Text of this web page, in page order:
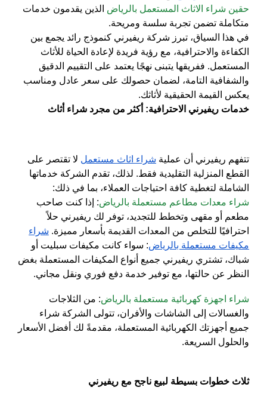
حقين شراء الاثاث المستعمل بالرياض الذين يقدمون خدمات
متكاملة تضمن تجربة سلسة ومريحة.
في هذا السياق، تبرز شركة ريفيرني كنموذج رائد يجمع بين
الكفاءة والاحترافية، مع رؤية فريدة لإعادة الحياة للأثاث
المستعمل. ففريقها يتبنى نهجًا يعتمد على التقييم الدقيق
والشفافية التامة، لضمان حصولك على سعر عادل ومناسب
يعكس القيمة الحقيقية لأثاثك.
خدمات ريفيرني الاحترافية: أكثر من مجرد شراء أثاث
تتفهم ريفيرني أن عملية شراء اثاث مستعمل لا تقتصر على
القطع المنزلية التقليدية فقط. لذلك، تقدم الشركة خدماتها
الشاملة لتغطية كافة احتياجات العملاء، بما في ذلك:
شراء معدات مطاعم مستعملة بالرياض: إذا كنت صاحب
مطعم أو مقهى وتخطط للتجديد، توفر لك ريفيرني حلاً
احترافيًا للتخلص من المعدات القديمة بأسعار مميزة. شراء
مكيفات مستعملة بالرياض: سواء كانت مكيفات سبليت أو
شباك، تشتري ريفيرني جميع أنواع المكيفات المستعملة بغض
النظر عن حالتها، مع توفير خدمة دفع فوري ونقل مجاني.
شراء اجهزة كهربائية مستعملة بالرياض: من الثلاجات
والغسالات إلى الشاشات والأفران، تتولى الشركة شراء
جميع أجهزتك الكهربائية المستعملة، مقدمةً لك أفضل الأسعار
والحلول السريعة.
ثلاث خطوات بسيطة لبيع ناجح مع ريفيرني